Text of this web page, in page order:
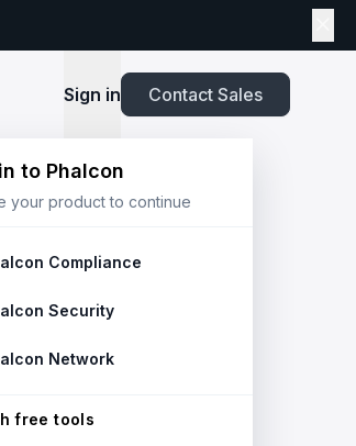
your blockchain explorer with
API
ecosystem and
Platform at
contracts,
New
Freeze Risk: A User-Centric
Report
and featured stories.
Sign in
to Phalcon
your product to continue
Compliance
Security
Network
free tools
Contact Sales